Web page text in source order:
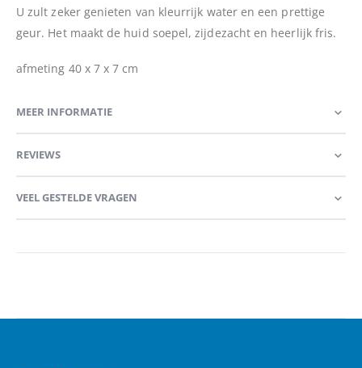
U zult zeker genieten van kleurrijk water en een prettige
geur. Het maakt de huid soepel, zijdezacht en heerlijk fris.
afmeting 40 x 7 x 7 cm
MEER INFORMATIE
REVIEWS
VEEL GESTELDE VRAGEN